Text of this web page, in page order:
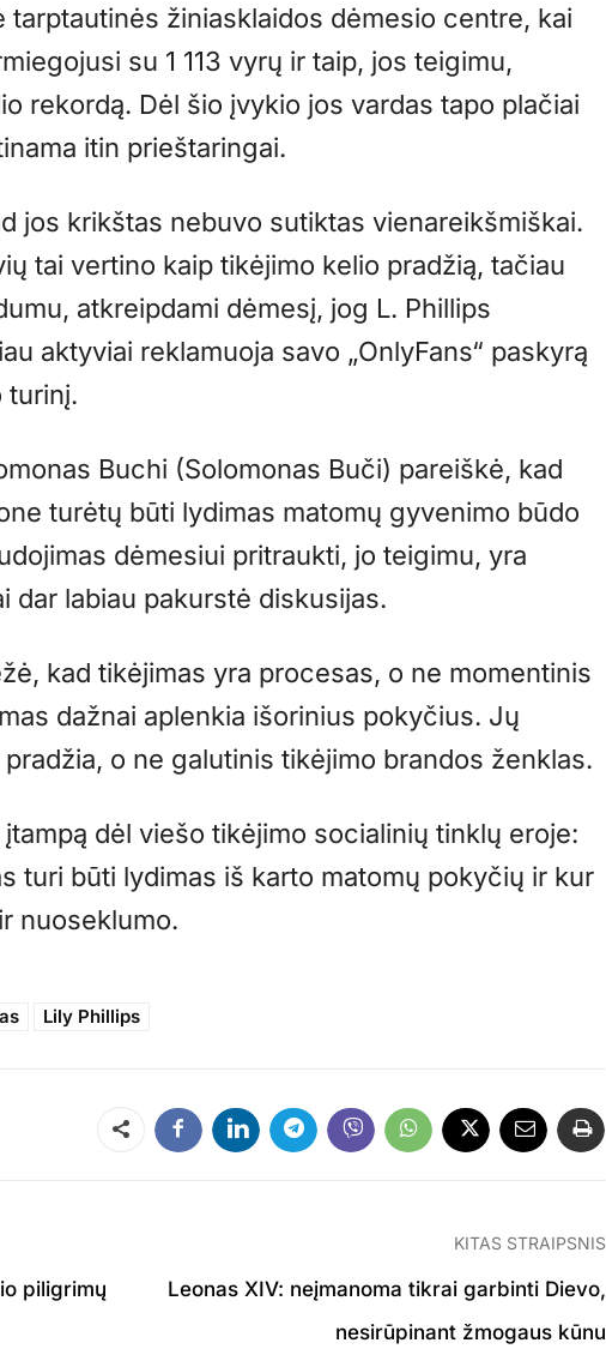
tarptautinės žiniasklaidos dėmesio centre, kai
su 1 113 vyrų ir taip, jos teigimu,
rekordą. Dėl šio įvykio jos vardas tapo plačiai
itin prieštaringai.
jos krikštas nebuvo sutiktas vienareikšmiškai.
tai vertino kaip tikėjimo kelio pradžią, tačiau
atkreipdami dėmesį, jog L. Phillips
aktyviai reklamuoja savo „OnlyFans“ paskyrą
turinį.
Buchi (Solomonas Buči) pareiškė, kad
turėtų būti lydimas matomų gyvenimo būdo
dėmesiui pritraukti, jo teigimu, yra
dar labiau pakurstė diskusijas.
kad tikėjimas yra procesas, o ne momentinis
dažnai aplenkia išorinius pokyčius. Jų
o ne galutinis tikėjimo brandos ženklas.
dėl viešo tikėjimo socialinių tinklų eroje:
turi būti lydimas iš karto matomų pokyčių ir kur
nuoseklumo.
Lily Phillips
Dalintis
piligrimų
KITAS STRAIPSNIS
Leonas XIV: neįmanoma tikrai garbinti Dievo,
nesirūpinant žmogaus kūnu